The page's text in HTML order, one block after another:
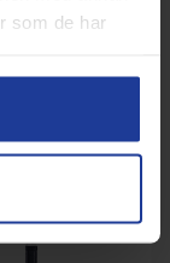
som de har